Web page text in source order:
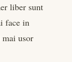
liber sunt
face in
usor